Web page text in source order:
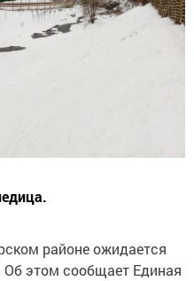
районе ожидается
Об этом сообщает Единая